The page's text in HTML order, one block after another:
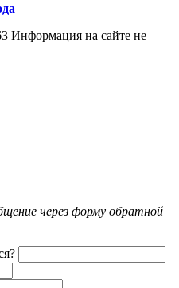
Информация на сайте не
через форму обратной